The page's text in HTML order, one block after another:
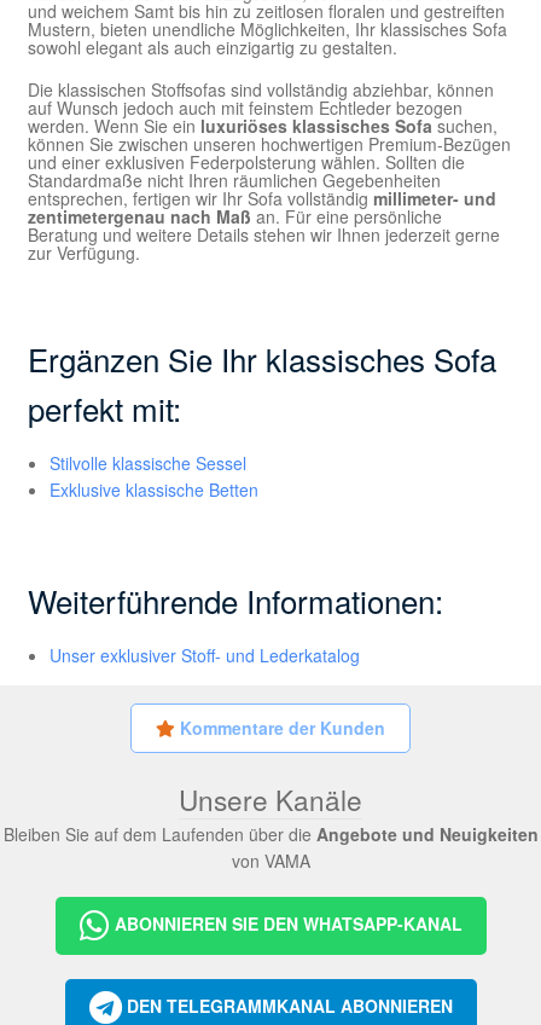
und weichem Samt bis hin zu zeitlosen floralen und gestreiften
Mustern, bieten unendliche Möglichkeiten, Ihr klassisches Sofa
sowohl elegant als auch einzigartig zu gestalten.
Die klassischen Stoffsofas sind vollständig abziehbar, können
auf Wunsch jedoch auch mit feinstem Echtleder bezogen
werden. Wenn Sie ein luxuriöses klassisches Sofasuchen,
können Sie zwischen unseren hochwertigen Premium-Bezügen
und einer exklusiven Federpolsterung wählen. Sollten die
Standardmaße nicht Ihren räumlichen Gegebenheiten
entsprechen, fertigen wir Ihr Sofa vollständig millimeter- und
zentimetergenau nach Maß an. Für eine persönliche
Beratung und weitere Details stehen wir Ihnen jederzeit gerne
zur Verfügung.
Ergänzen Sie Ihr klassisches Sofa
perfekt mit:
Stilvolle klassische Sessel
Exklusive klassische Betten
Weiterführende Informationen:
Unser exklusiver Stoff- und Lederkatalog
Kommentare der Kunden
Unsere Kanäle
Bleiben Sie auf dem Laufenden über die Angebote und Neuigkeiten
von VAMA
ABONNIEREN SIE DEN WHATSAPP-KANAL
DEN TELEGRAMMKANAL ABONNIEREN